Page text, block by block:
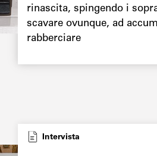
rinascita, spingendo i
scavare ovunque, ad
rabberciare
TypeIntervista
Image